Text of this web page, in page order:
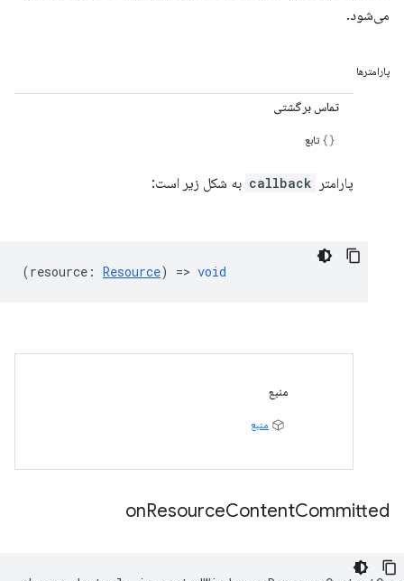
می‌شود.
پارامترها
تماس برگشتی
تابع
پارامتر callback به شکل زیر است:
(resource : Resource) => void
منبع
منبع
onResourceContentCommitted